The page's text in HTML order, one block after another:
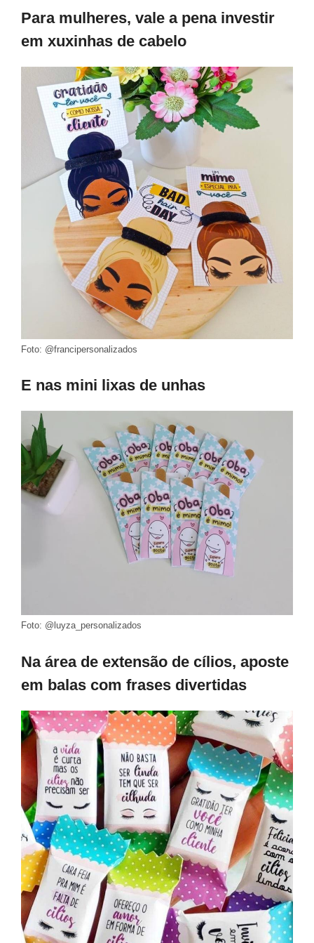
Para mulheres, vale a pena investir
em xuxinhas de cabelo
Foto: @francipersonalizados
E nas mini lixas de unhas
Foto: @luyza_personalizados
Na área de extensão de cílios, aposte
em balas com frases divertidas